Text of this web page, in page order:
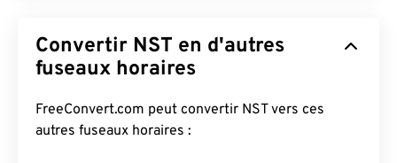
Convertir NST en d'autres
fuseaux horaires
FreeConvert.com peut convertir NST vers ces
autres fuseaux horaires :